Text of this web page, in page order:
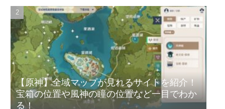
【原神】全域マップが見れるサイトを紹介！
宝箱の位置や風神の瞳の位置など一目でわか
る！